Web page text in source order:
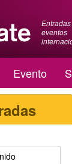
eventos
Evento